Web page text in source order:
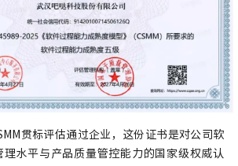
贯标评估通过企业，这份证书是对公司软
水平与产品质量管控能力的国家级权威认